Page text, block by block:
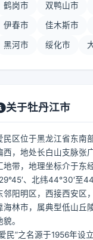
鹤岗市 双鸭山市
伊春市 佳木斯市
黑河市 绥化市
关于牡丹江市
民区位于黑龙江省东南
西，地处长白山支脉张
地带，地理坐标介于东
、北纬44°30′至
邻阳明区，西接西安区
海林市，属典型低山丘
貌。
民”之名源于1956年设